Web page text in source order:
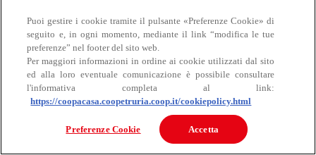
Bovino
Puoi gestire i cookie tramite il pulsante «Preferenze Cookie» di
seguito e, in ogni momento, mediante il link “modifica le tue
preferenze” nel footer del sito web.
Per maggiori informazioni in ordine ai cookie utilizzati dal sito
ed alla loro eventuale comunicazione è possibile consultare
l'informativa completa al link:
https://coopacasa.coopetruria.coop.it/cookiepolicy.html
Preferenze Cookie Accetta